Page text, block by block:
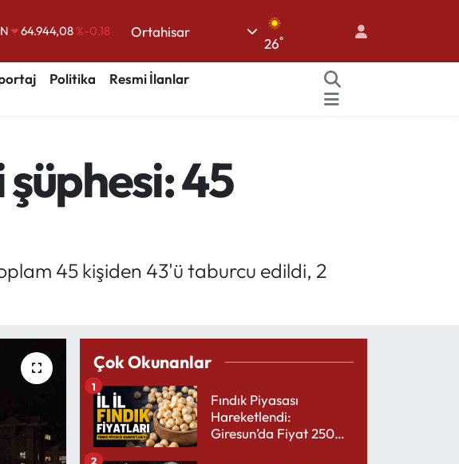
64.944,08 %-0.18
55,2510%0.32
13.779 %-14
Ortahisar
26°
Politika
Resmi İlanlar
45
45 kişiden 43'ü taburcu edildi, 2
Çok Okunanlar
Fındık Piyasası
Hareketlendi:
Giresun’da Fiyat 250
1
2